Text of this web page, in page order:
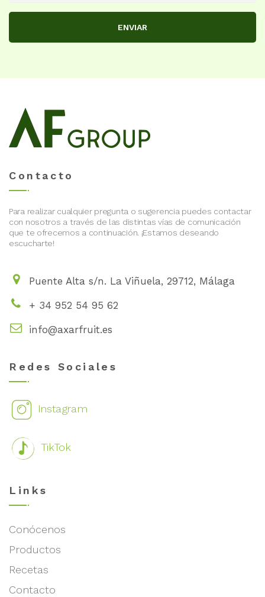
ENVIAR
Contacto
Para realizar cualquier pregunta o sugerencia puedes contactar
con nosotros a través de las distintas vías de comunicación
que te ofrecemos a continuación. ¡Estamos deseando
escucharte!
Puente Alta s/n. La Viñuela, 29712, Málaga
+ 34 952 54 95 62
info@axarfruit.es
Redes Sociales
Instagram
TikTok
Links
Conócenos
Productos
Recetas
Contacto